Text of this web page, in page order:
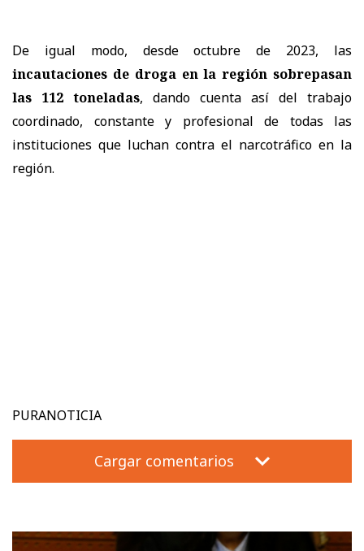
De igual modo, desde octubre de 2023, las
incautaciones de droga en la región sobrepasan
las 112 toneladas, dando cuenta así del trabajo
coordinado, constante y profesional de todas las
instituciones que luchan contra el narcotráfico en la
región.
PURANOTICIA
Cargar comentarios